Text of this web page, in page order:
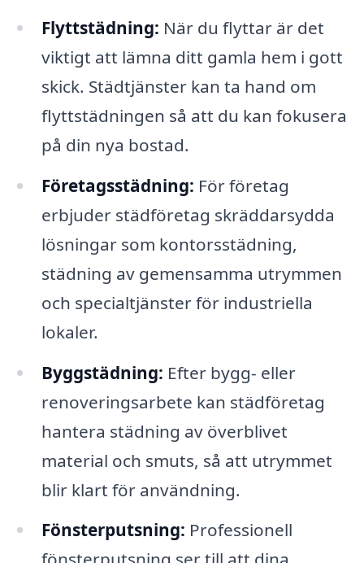
Flyttstädning: När du flyttar är det
viktigt att lämna ditt gamla hem i gott
skick. Städtjänster kan ta hand om
flyttstädningen så att du kan fokusera
på din nya bostad.
Företagsstädning: För företag
erbjuder städföretag skräddarsydda
lösningar som kontorsstädning,
städning av gemensamma utrymmen
och specialtjänster för industriella
lokaler.
Byggstädning: Efter bygg- eller
renoveringsarbete kan städföretag
hantera städning av överblivet
material och smuts, så att utrymmet
blir klart för användning.
Fönsterputsning: Professionell